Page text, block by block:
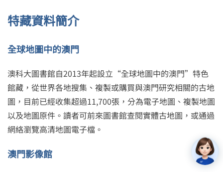
特藏資料簡介
全球地圖中的澳門
澳科大圖書館自2013年起設立“全球地圖中的澳門”特色
館藏，從世界各地搜集、複製或購買與澳門研究相關的古地
圖，目前已經收集超過11,700張，分為電子地圖、複製地圖
以及地圖原件。讀者可前來圖書館查閱實體古地圖，或通過
網絡瀏覽高清地圖電子檔。
澳門影像館